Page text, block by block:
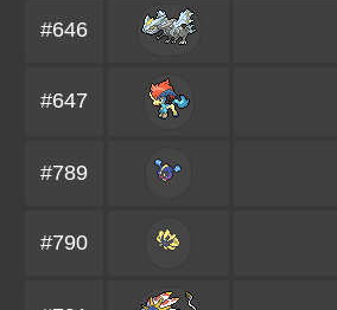
#646
#647
#789
#790